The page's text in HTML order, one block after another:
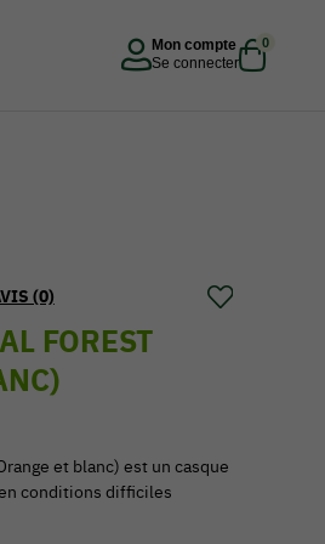
Mon compte
Se connecter
0
(0)
FOREST
et blanc) est un casque
conditions difficiles